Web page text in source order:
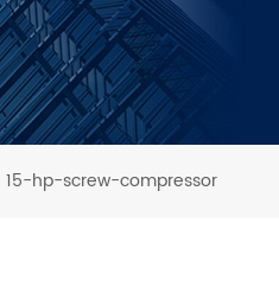
15-hp-screw-compressor